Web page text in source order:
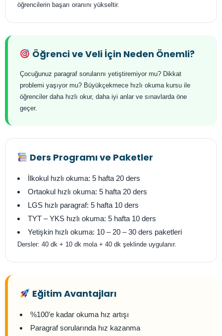
öğrencilerin başarı oranını yükseltir.
Öğrenci ve Veli İçin Neden Önemli?
Çocuğunuz paragraf sorularını yetiştiremiyor mu? Dikkat
problemi yaşıyor mu? Büyükçekmece hızlı okuma kursu ile
öğrenciler daha hızlı okur, daha iyi anlar ve sınavlarda öne
geçer.
Ders Programı ve Paketler
İlkokul hızlı okuma: 5 hafta 20 ders
Ortaokul hızlı okuma: 5 hafta 20 ders
LGS hızlı paragraf: 5 hafta 10 ders
TYT – YKS hızlı okuma: 5 hafta 10 ders
Yetişkin hızlı okuma: 10 – 20 – 30 ders paketleri
Dersler: 40 dk + 10 dk mola + 40 dk şeklinde uygulanır.
Eğitim Avantajları
%100’e kadar okuma hız artışı
Paragraf sorularında hız kazanma